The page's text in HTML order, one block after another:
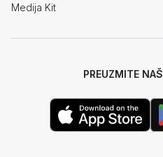
Medija Kit
PREUZMITE